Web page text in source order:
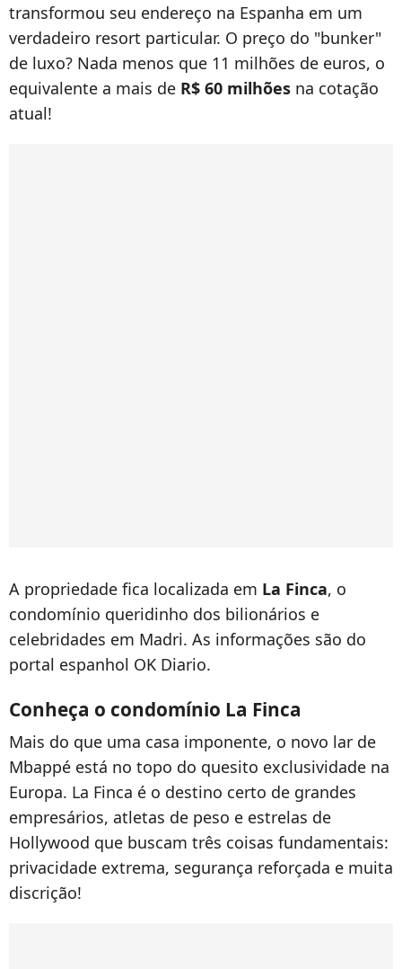
transformou seu endereço na Espanha em um
verdadeiro resort particular. O preço do "bunker"
de luxo? Nada menos que 11 milhões de euros, o
equivalente a mais de R$ 60 milhões na cotação
atual!
A propriedade fica localizada em La Finca, o
condomínio queridinho dos bilionários e
celebridades em Madri. As informações são do
portal espanhol OK Diario.
Conheça o condomínio La Finca
Mais do que uma casa imponente, o novo lar de
Mbappé está no topo do quesito exclusividade na
Europa. La Finca é o destino certo de grandes
empresários, atletas de peso e estrelas de
Hollywood que buscam três coisas fundamentais:
privacidade extrema, segurança reforçada e muita
discrição!